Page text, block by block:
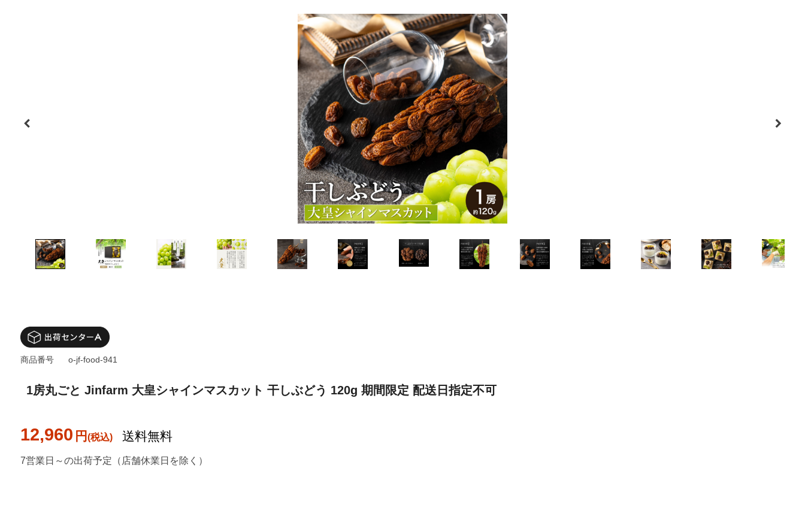
1房丸ごと Jinfarm 大皇シャインマスカット 干しぶどう 120g 期間限定 配送日指定不可
12,960 円 送料無料
商品番号 o-jf-food-941
7営業日～の出荷予定（店舗休業日を除く）